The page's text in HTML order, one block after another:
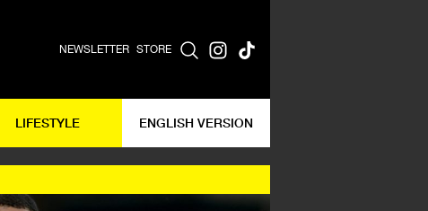
NEWSLETTER STORE
LIFESTYLE ENGLISH VERSION